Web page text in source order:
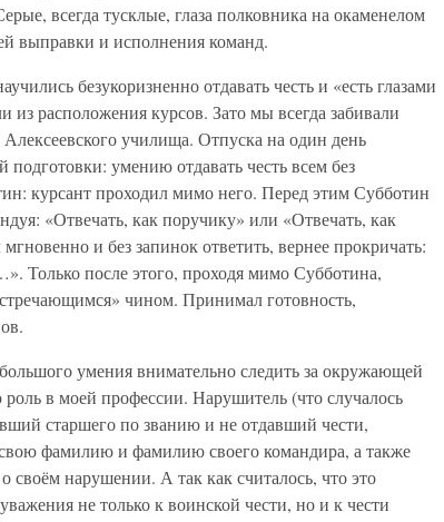
всегда тусклые, глаза полковника на окаменелом
выправки и исполнения команд.
безукоризненно отдавать честь и «есть глазами
из расположения курсов. Зато мы всегда забивали
училища. Отпуска на один день
умению отдавать честь всем без
курсант проходил мимо него. Перед этим Субботин
«Отвечать, как поручику» или «Отвечать, как
и без запинок ответить, вернее прокричать:
Только после этого, проходя мимо Субботина,
чином. Принимал готовность,
умения внимательно следить за окружающей
в моей профессии. Нарушитель (что случалось
старшего по званию и не отдавший чести,
фамилию и фамилию своего командира, а также
своём нарушении. А так как считалось, что это
не только к воинской чести, но и к чести